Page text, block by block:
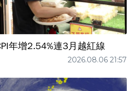
年增2.54%連3月越紅線
2026.08.06 21:57